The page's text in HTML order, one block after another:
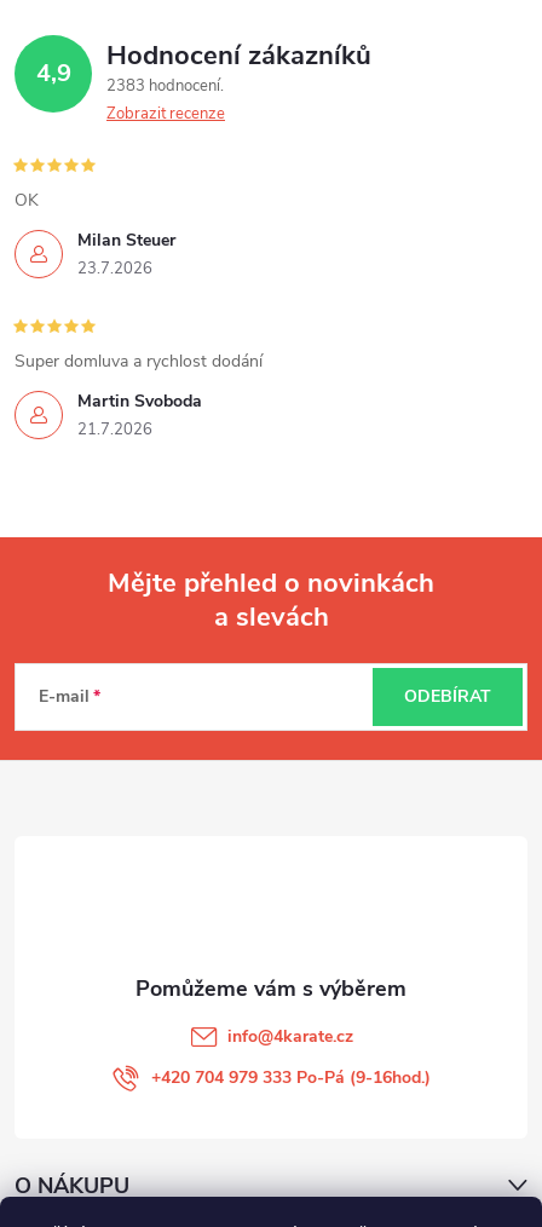
4,9 Hodnocení zákazníků
2383 hodnocení
Zobrazit recenze
Milan Steuer
23.7.2026
OK
Martin Svoboda
21.7.2026
Super domluva a rychlost dodání
p
Mějte přehled o novinkách
a slevách
E-mail ODEBÍRAT
info@4karate.cz
+420 704 979 333 Po-Pá (9-16hod.)
O NÁKUPU